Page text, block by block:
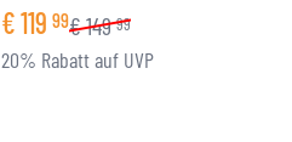
€119 99€149 99
20% Rabatt auf UVP